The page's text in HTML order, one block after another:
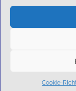
Cookie-